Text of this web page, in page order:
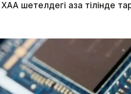
шетелдегі қазақ тілінде